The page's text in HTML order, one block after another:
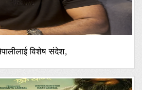
विशेष संदेश,